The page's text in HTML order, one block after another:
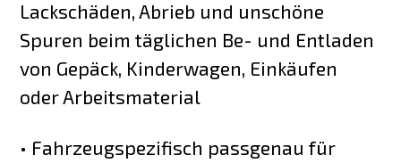
Lackschäden, Abrieb und unschöne
Spuren beim täglichen Be- und Entladen
von Gepäck, Kinderwagen, Einkäufen
oder Arbeitsmaterial
• Fahrzeugspezifisch passgenau für